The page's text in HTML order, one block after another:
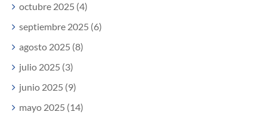
octubre 2025 (4)
septiembre 2025 (6)
agosto 2025 (8)
julio 2025 (3)
junio 2025 (9)
mayo 2025 (14)